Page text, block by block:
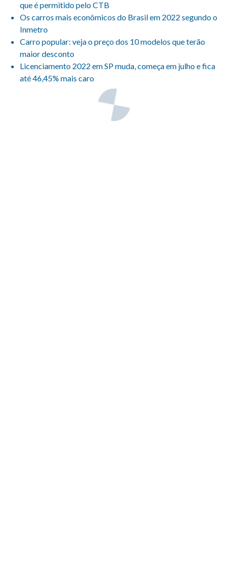
que é permitido pelo CTB
Os carros mais econômicos do Brasil em 2022 segundo o
Inmetro
Carro popular: veja o preço dos 10 modelos que terão
maior desconto
Licenciamento 2022 em SP muda, começa em julho e fica
até 46,45% mais caro